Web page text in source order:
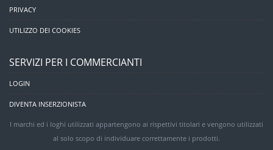
PRIVACY
UTILIZZO DEI COOKIES
SERVIZI PER I COMMERCIANTI
LOGIN
DIVENTA INSERZIONISTA
I marchi ed i loghi utilizzati appartengono ai rispettivi titolari e vengono utilizzati
al solo scopo di individuare correttamente i prodotti.